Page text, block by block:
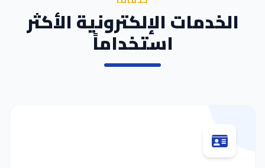
الإلكترونية الأكثر
استخداماً